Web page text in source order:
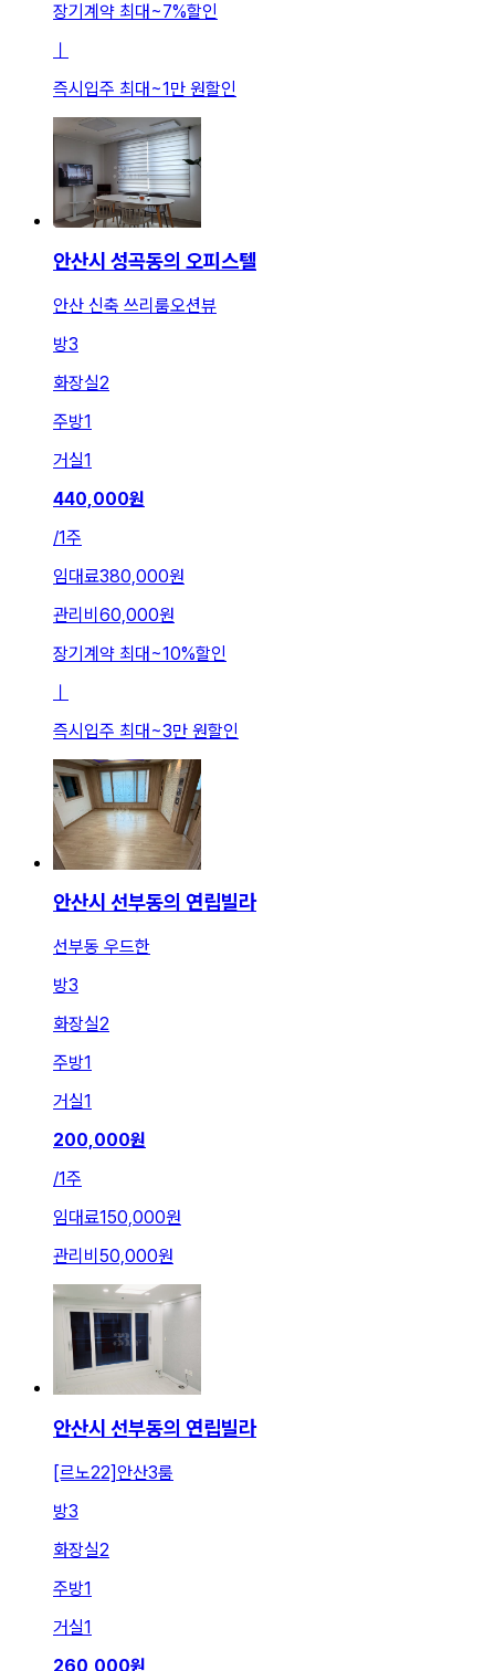
장기계약 최대 ~7%할인
즉시입주 최대 ~1만 원할인
안산시 성곡동의 오피스텔
안산 신축 쓰리룸오션뷰
방3
화장실2
주방1
거실1
440,000원
/1주
임대료380,000원
관리비 60,000원
장기계약 최대~10%할인
ㅣ
즉시입주 최대~3만 원할인
안산시 선부동의 연립빌라
선부동 우드한
방3
화장실2
주방1
거실1
200,000원
/1주
임대료150,000원
관리비 50,000원
안산시 선부동의 연립빌라
[르노22]안산3룸
방3
화장실2
주방1
거실1
260,000원